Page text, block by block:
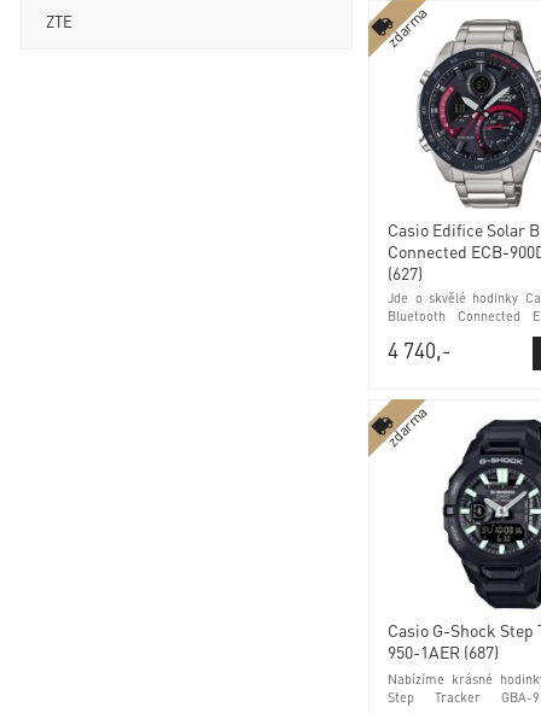
Casio Edifice Solar
Connected ECB-
(627)
Jde o skvělé hodinky
Bluetooth Connected
(627) Bluetooth a
zdarma
4 740,-
Casio G-Shock
950-1AER (687)
Nabízíme krásné
Step Tracker GBA-
zdarma
ZTE